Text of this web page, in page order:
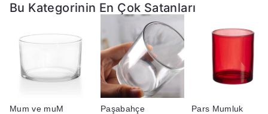
Bu Kategorinin En Çok Satanları
Mum ve muM Paşabahçe Pars Mumluk